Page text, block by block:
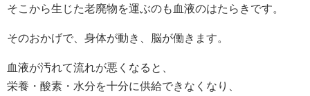
そこから生じた老廃物を運ぶのも血液のはたらきです。
そのおかげで、身体が動き、脳が働きます。
血液が汚れて流れが悪くなると、
栄養・酸素・水分を十分に供給できなくなり、